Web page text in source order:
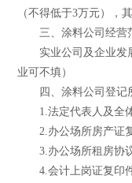
（不得低于3万元），
三、涂料公司经营
实业公司及企业发
业可不填）
四、涂料公司登记
1.法定代表人及全体
2.办公场所房产证
3.办公场所租房协
4.会计上岗证复印件